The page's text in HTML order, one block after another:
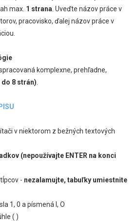
max. 1 strana . Uveďte názov práce v
pracovisko, ďalej názov práce v
komplexne, prehľadne,
8 strán)
v niektorom z bežných textových
(nepoužívajte ENTER na konci
- nezalamujte, tabuľky umiestnite
1, 0 a písmená l, O
( )